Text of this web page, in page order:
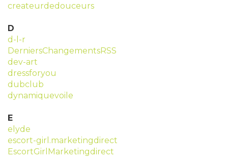
createurdedouceurs
D
d-l-r
DerniersChangementsRSS
dev-art
dressforyou
dubclub
dynamiquevoile
E
elyde
escort-girl.marketingdirect
EscortGirlMarketingdirect